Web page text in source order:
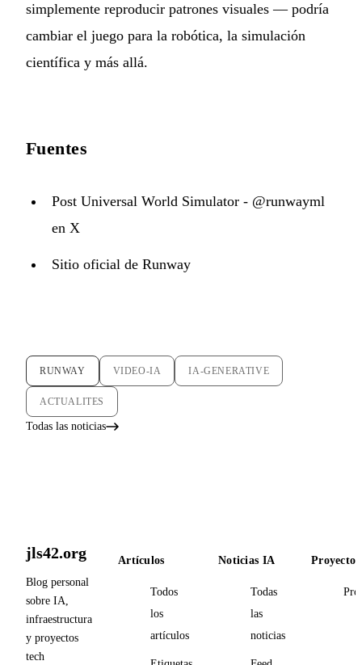
simplemente reproducir patrones visuales — podría
cambiar el juego para la robótica, la simulación
científica y más allá.
Fuentes
Post Universal World Simulator - @runwayml
en X
Sitio oficial de Runway
RUNWAY VIDEO-IA IA-GENERATIVE
ACTUALITES
Todas las noticias
jls42.org
Blog personal
sobre IA,
infraestructura
y proyectos
tech
Artículos
Todos
los
artículos
Noticias IA
Todas
las
noticias
Proyectos